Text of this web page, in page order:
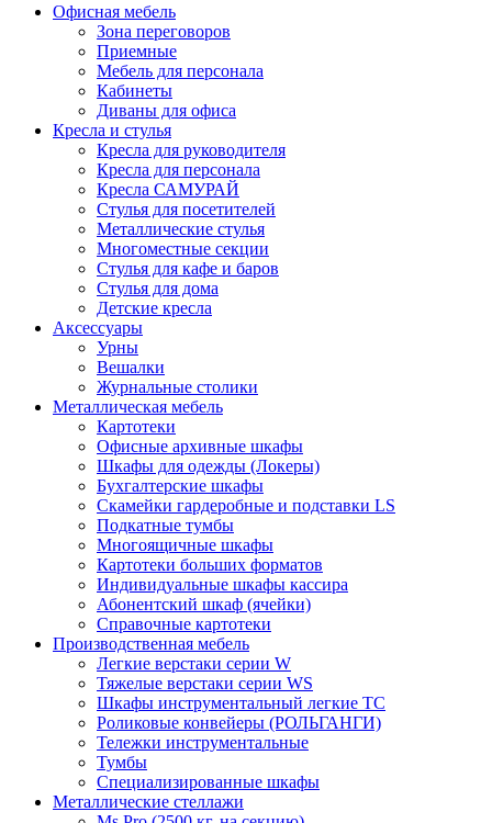
Офисная мебель
Зона переговоров
Приемные
Мебель для персонала
Кабинеты
Диваны для офиса
Кресла и стулья
Кресла для руководителя
Кресла для персонала
Кресла САМУРАЙ
Стулья для посетителей
Металлические стулья
Многоместные секции
Стулья для кафе и баров
Стулья для дома
Детские кресла
Аксессуары
Урны
Вешалки
Журнальные столики
Металлическая мебель
Картотеки
Офисные архивные шкафы
Шкафы для одежды (Локеры)
Бухгалтерские шкафы
Скамейки гардеробные и подставки LS
Подкатные тумбы
Многоящичные шкафы
Картотеки больших форматов
Индивидуальные шкафы кассира
Абонентский шкаф (ячейки)
Справочные картотеки
Производственная мебель
Легкие верстаки серии W
Тяжелые верстаки серии WS
Шкафы инструментальный легкие ТС
Роликовые конвейеры (РОЛЬГАНГИ)
Тележки инструментальные
Тумбы
Специализированные шкафы
Металлические стеллажи